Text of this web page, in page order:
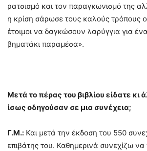
ρατσισμό και τον παραγκωνισμό της
η κρίση σάρωσε τους καλούς τρόπους
έτοιμοι να δαγκώσουν λαρύγγια για
βηματάκι παραμέσα».
Μετά το πέρας του βιβλίου είδατε κι
ίσως οδηγούσαν σε μια συνέχεια;
Γ.Μ.: Και μετά την έκδοση του 550
επιβάτης του. Καθημερινά συνεχίζω